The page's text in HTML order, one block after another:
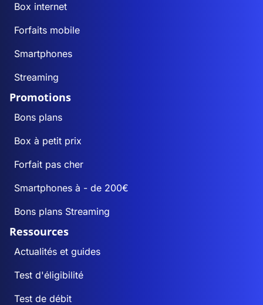
Box internet
Forfaits mobile
Smartphones
Streaming
Promotions
Bons plans
Box à petit prix
Forfait pas cher
Smartphones à - de 200€
Bons plans Streaming
Ressources
Actualités et guides
Test d'éligibilité
Test de débit